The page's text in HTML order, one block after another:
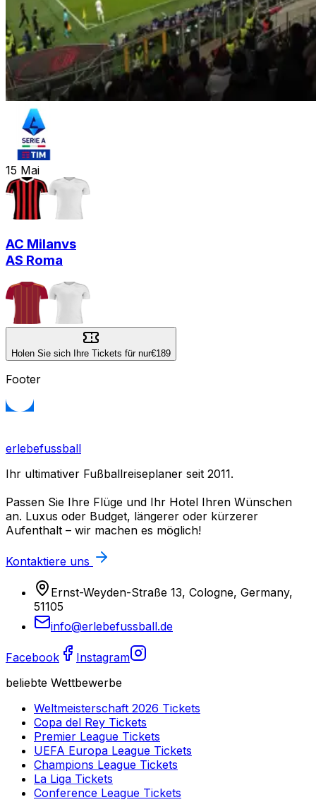
15 Mai
AC Milanvs
AS Roma
Holen Sie sich Ihre Tickets für nur€189
Footer
erlebefussball
Ihr ultimativer Fußballreiseplaner seit 2011.
Passen Sie Ihre Flüge und Ihr Hotel Ihren Wünschen
an. Luxus oder Budget, längerer oder kürzerer
Aufenthalt – wir machen es möglich!
Kontaktiere uns
Ernst-Weyden-Straße 13, Cologne, Germany,
51105
info@erlebefussball.de
Facebook
Instagram
beliebte Wettbewerbe
Weltmeisterschaft 2026 Tickets
Copa del Rey Tickets
Premier League Tickets
UEFA Europa League Tickets
Champions League Tickets
La Liga Tickets
Conference League Tickets